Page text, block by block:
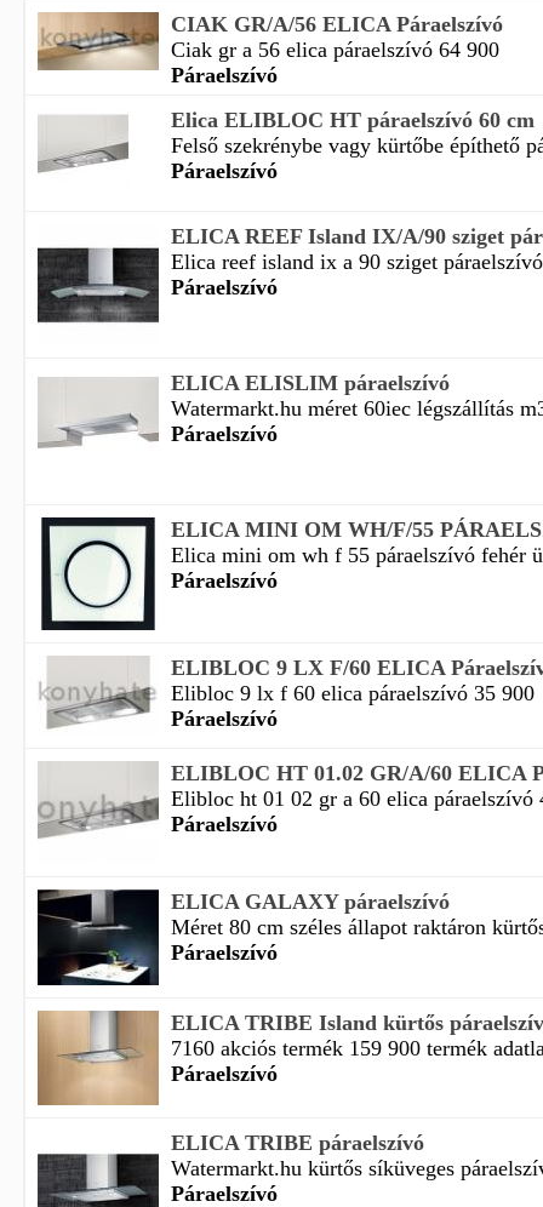
CIAK GR/A/56 ELICA Páraelszívó
Ciak gr a 56 elica páraelszívó 64 900
Páraelszívó
Elica ELIBLOC HT páraelszívó 60 cm
Felső szekrénybe vagy kürtőbe építhető
Páraelszívó
ELICA REEF Island IX/A/90 sziget
Elica reef island ix a 90 sziget
Páraelszívó
ELICA ELISLIM páraelszívó
Watermarkt.hu méret 60iec légszállítás
Páraelszívó
ELICA MINI OM WH/F/55
Elica mini om wh f 55 páraelszívó fehér
Páraelszívó
ELIBLOC 9 LX F/60 ELICA
Elibloc 9 lx f 60 elica páraelszívó 35 900
Páraelszívó
ELIBLOC HT 01.02 GR/A/60 ELICA
Elibloc ht 01 02 gr a 60 elica páraelszívó
Páraelszívó
ELICA GALAXY páraelszívó
Méret 80 cm széles állapot raktáron
Páraelszívó
ELICA TRIBE Island kürtős
7160 akciós termék 159 900 termék
Páraelszívó
ELICA TRIBE páraelszívó
Watermarkt.hu kürtős síküveges
Páraelszívó